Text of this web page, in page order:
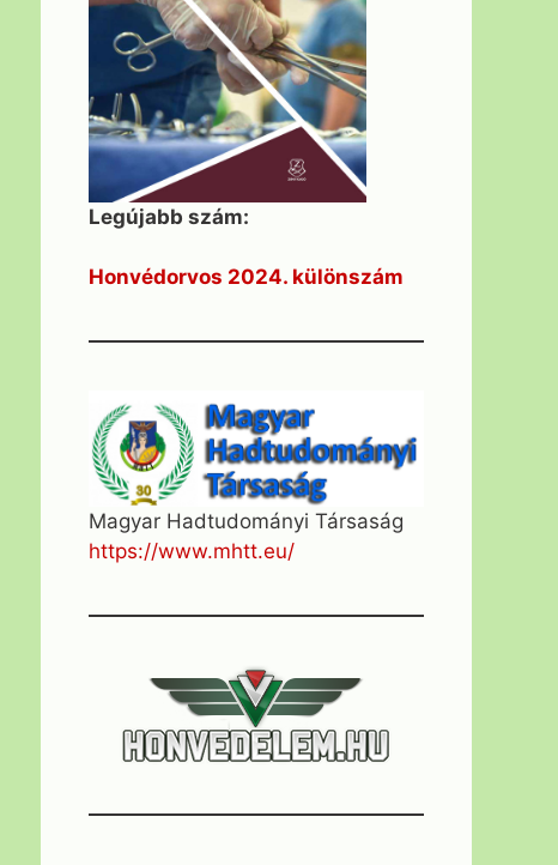
Legújabb szám:
Honvédorvos 2024. különszám
Magyar Hadtudományi Társaság
https://www.mhtt.eu/